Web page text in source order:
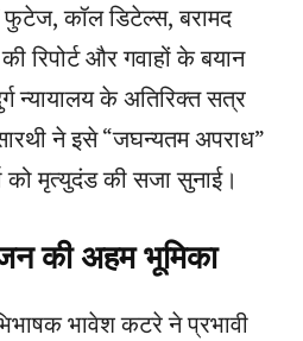
कॉल डिटेल्स, बरामद
रिपोर्ट और गवाहों के बयान
न्यायालय के अतिरिक्त सत्र
ने इसे “जघन्यतम अपराध”
को मृत्युदंड की सजा सुनाई।
की अहम भूमिका
भावेश कटरे ने प्रभावी